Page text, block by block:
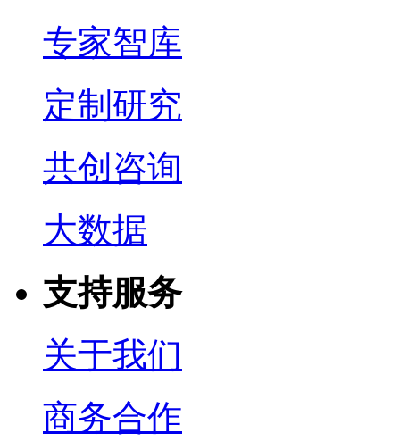
专家智库
定制研究
共创咨询
大数据
支持服务
关于我们
商务合作